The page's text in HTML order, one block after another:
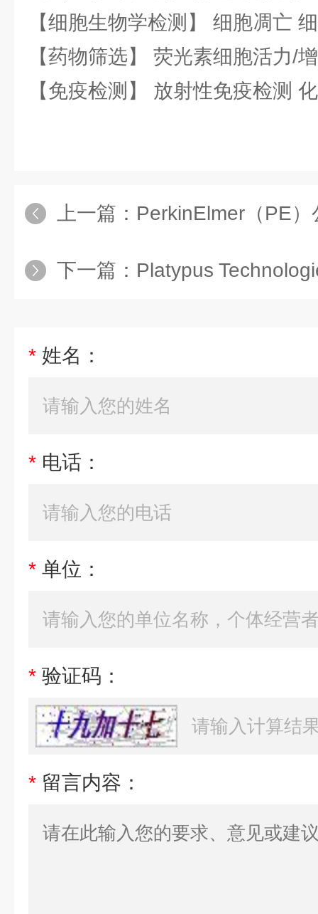
【细胞生物学检测】 细胞凋亡
【药物筛选】 荧光素细胞活力/
【免疫检测】 放射性免疫检测
上一篇： PerkinElmer（PE）公司
下一篇： Platypus Technologies公司
* 姓名：
* 电话：
* 单位：
* 验证码：
* 留言内容：